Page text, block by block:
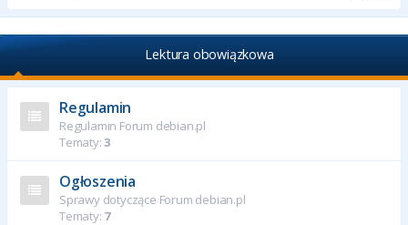
Lektura obowiązkowa
Regulamin
Regulamin Forum debian.pl
Tematy:3
Ogłoszenia
Sprawy dotyczące Forum debian.pl
Tematy: 7